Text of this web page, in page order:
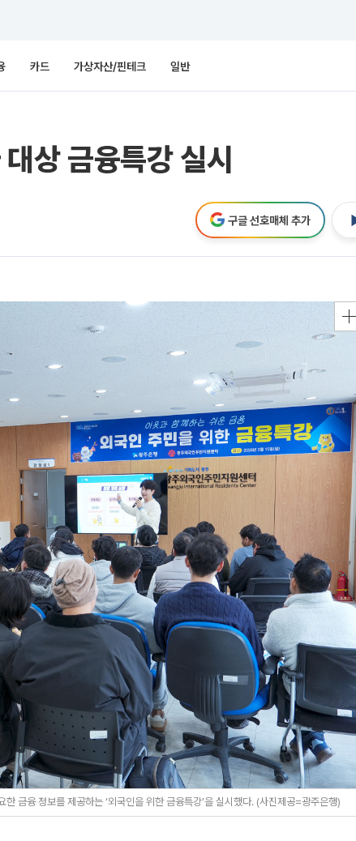
카드 가상자산/핀테크 일반
상 금융특강 실시
구글 선호매체 추가
금융 정보를 제공하는 ‘외국인을 위한 금융특강’을 실시했다. (사진제공=광주은행)